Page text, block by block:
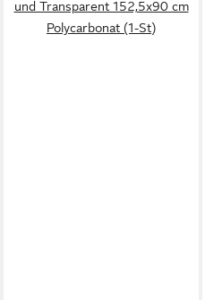
und Transparent 152,5x90 cm
Polycarbonat (1-St)